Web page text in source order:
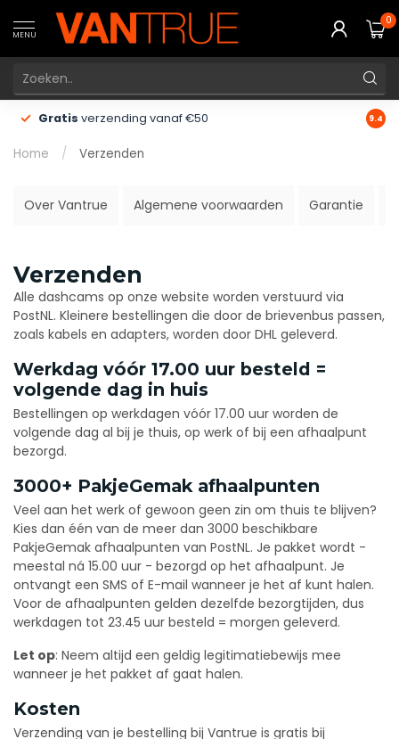
MENU
0
Gratis verzending vanaf €50 60
9.4
Home / Verzenden
Over Vantrue Algemene voorwaarden Garantie
Verzenden
Alle dashcams op onze website worden verstuurd via
PostNL. Kleinere bestellingen die door de brievenbus passen,
zoals kabels en adapters, worden door DHL geleverd.
Werkdag vóór 17.00 uur besteld =
volgende dag in huis
Bestellingen op werkdagen vóór 17.00 uur worden de
volgende dag al bij je thuis, op werk of bij een afhaalpunt
bezorgd.
3000+ PakjeGemak afhaalpunten
Veel aan het werk of gewoon geen zin om thuis te blijven?
Kies dan één van de meer dan 3000 beschikbare
PakjeGemak afhaalpunten van PostNL. Je pakket wordt -
meestal ná 15.00 uur - bezorgd op het afhaalpunt. Je
ontvangt een SMS of E-mail wanneer je het af kunt halen.
Voor de afhaalpunten gelden dezelfde bezorgtijden, dus
werkdagen tot 23.45 uur besteld = morgen geleverd.
Let op: Neem altijd een geldig legitimatiebewijs mee
wanneer je het pakket af gaat halen.
Kosten
Verzending van je bestelling bij Vantrue is gratis bij